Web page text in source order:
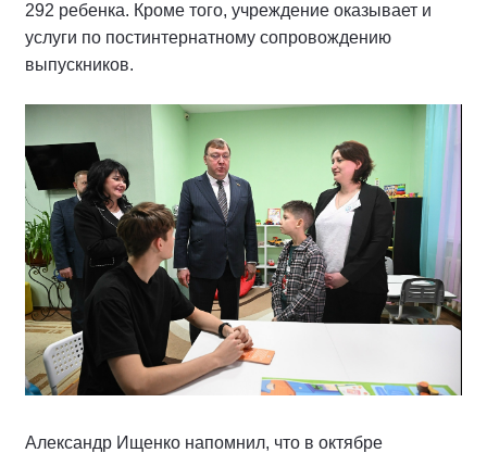
292 ребенка. Кроме того, учреждение оказывает и
услуги по постинтернатному сопровождению
выпускников.
Александр Ищенко напомнил, что в октябре